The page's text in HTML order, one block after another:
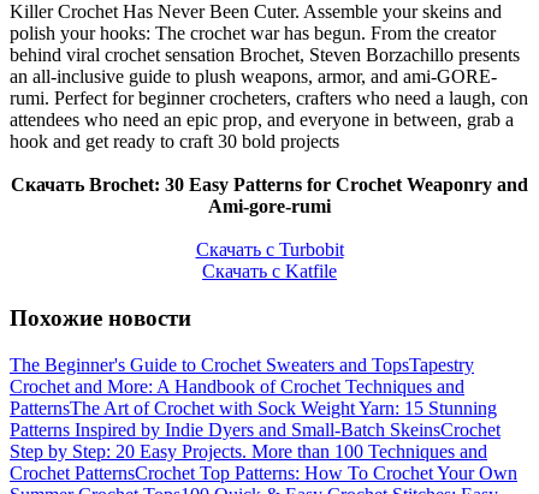
Killer Crochet Has Never Been Cuter. Assemble your skeins and
polish your hooks: The crochet war has begun. From the creator
behind viral crochet sensation Brochet, Steven Borzachillo presents
an all-inclusive guide to plush weapons, armor, and ami-GORE-
rumi. Perfect for beginner crocheters, crafters who need a laugh, con
attendees who need an epic prop, and everyone in between, grab a
hook and get ready to craft 30 bold projects
Скачать Brochet: 30 Easy Patterns for Crochet Weaponry and
Ami-gore-rumi
Скачать с Turbobit
Скачать с Katfile
Похожие новости
The Beginner's Guide to Crochet Sweaters and TopsTapestry
Crochet and More: A Handbook of Crochet Techniques and
PatternsThe Art of Crochet with Sock Weight Yarn: 15 Stunning
Patterns Inspired by Indie Dyers and Small-Batch SkeinsCrochet
Step by Step: 20 Easy Projects. More than 100 Techniques and
Crochet PatternsCrochet Top Patterns: How To Crochet Your Own